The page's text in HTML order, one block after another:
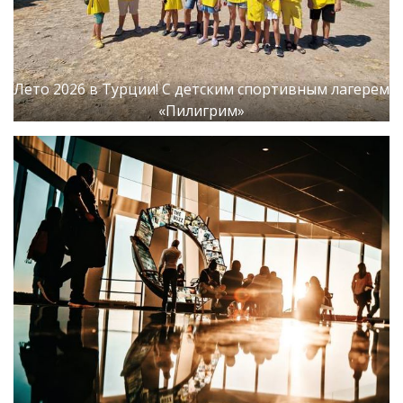
Лето 2026 в Турции! С детским спортивным лагерем
«Пилигрим»